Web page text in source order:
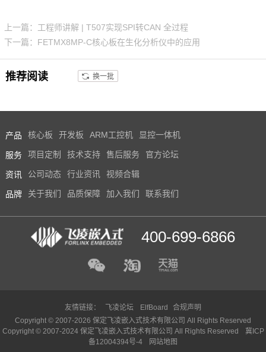
上一篇：工程师讲解 | T507实现SPI转CAN 全过程
下一篇：FETMX8MP-C核心板在生化分析仪中的应用
推荐阅读 换一批
产品 核心板 开发板 ARM工控机 显控一体机
服务 项目定制 技术支持 售后服务 官方论坛
资讯 公司动态 行业资讯 视频合辑
品牌 关于我们 品质保障 加入我们 联系我们
400-699-6866
友情链接： 飞凌论坛 ElfBoard
合规声明
Copyright © 2007-2026 保定飞凌嵌入式技术有限公司 All Rights Reserved
Copyright © 2007-2024 保定飞凌嵌入式技术有限公司 All Rights Reserved
冀ICP
备12004394号-4
网站地图